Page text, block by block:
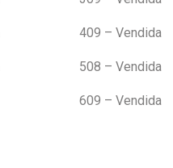
409 – Vendida
508 – Vendida
609 – Vendida